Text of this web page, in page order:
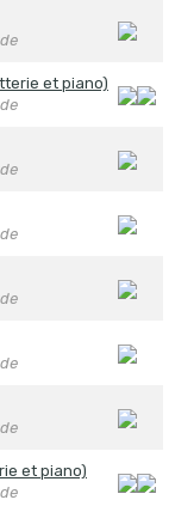
et piano)
et piano)